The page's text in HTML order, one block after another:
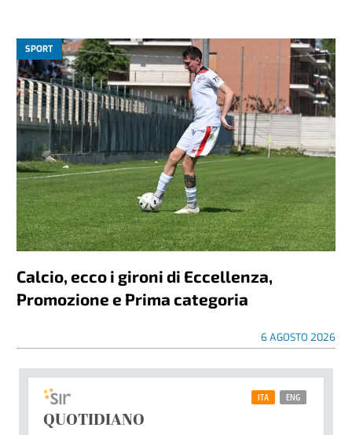
SPORT
Calcio, ecco i gironi di Eccellenza,
Promozione e Prima categoria
6 AGOSTO 2026